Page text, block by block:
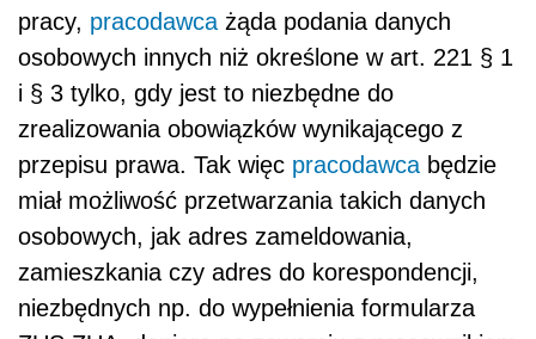
pracy, pracodawca żąda podania danych
osobowych innych niż określone w art. 221 § 1
i § 3 tylko, gdy jest to niezbędne do
zrealizowania obowiązków wynikającego z
przepisu prawa. Tak więc pracodawca będzie
miał możliwość przetwarzania takich danych
osobowych, jak adres zameldowania,
zamieszkania czy adres do korespondencji,
niezbędnych np. do wypełnienia formularza